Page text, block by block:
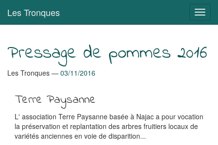
contenu
en
Les Tronques
Pressage de pommes 2016
Les Tronques 03/11/2016
Terre Paysanne
L' association Terre Paysanne basée à Najac a pour vocation
la préservation et replantation des arbres fruitiers locaux de
variétés anciennes en voie de disparition...